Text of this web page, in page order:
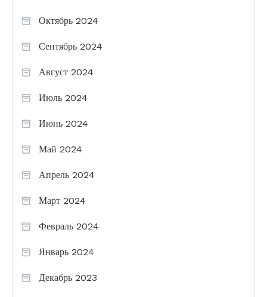
Октябрь 2024
Сентябрь 2024
Август 2024
Июль 2024
Июнь 2024
Май 2024
Апрель 2024
Март 2024
Февраль 2024
Январь 2024
Декабрь 2023